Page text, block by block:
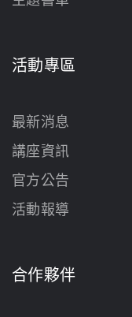
活動專區
最新消息
講座資訊
官方公告
活動報導
合作夥伴